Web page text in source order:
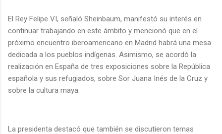
El Rey Felipe VI, señaló Sheinbaum, manifestó su interés en
continuar trabajando en este ámbito y mencionó que en el
próximo encuentro iberoamericano en Madrid habrá una mesa
dedicada a los pueblos indígenas. Asimismo, se acordó la
realización en España de tres exposiciones sobre la República
española y sus refugiados, sobre Sor Juana Inés de la Cruz y
sobre la cultura maya.
La presidenta destacó que también se discutieron temas